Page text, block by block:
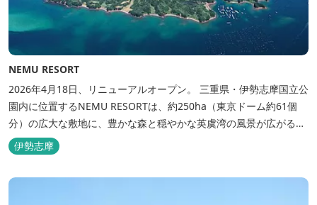
NEMU RESORT
2026年4月18日、リニューアルオープン。 三重県・伊勢志摩国立公
園内に位置するNEMU RESORTは、約250ha（東京ドーム約61個
分）の広大な敷地に、豊かな森と穏やかな英虞湾の風景が広がる体
験型リゾートです。 英虞湾を望むヒルズヴィラと森に包まれるフォ
レストヴィラ全18棟が誕生し、地元食材を活かした和食コースや洋
伊勢志摩